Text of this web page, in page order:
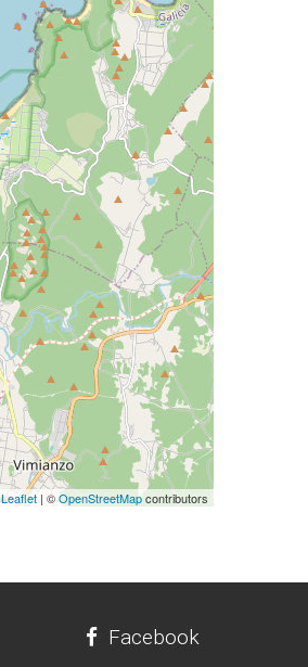
Leaflet | ©OpenStreetMapcontributors
Facebook